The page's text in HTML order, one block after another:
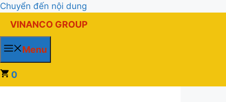
Chuyển đến nội dung
VINANCO GROUP
Menu
0